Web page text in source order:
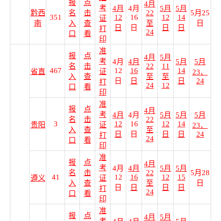
黔西
南
351
报
名
入
口
点
击
查
看
考
证
打
印
4月
12
日
4月
16
日
4月
22
至
24
5月
12
日
5月
14
日
5月25
日
省直 467
报
名
入
口
点
击
查
看
准
考
证
打
印
4月
12
日
4月
16
日
4月
22
至
24
5月
11
至
12
5月
14
日
5月
23、
24
贵阳 3
报
名
入
口
点
击
查
看
准
考
证
打
印
4月
12
日
4月
16
日
4月
22
至
24
5月
12
日
5月
14
日
5月
23、
24
遵义 41
报
名
入
口
点
击
查
看
准
考
证
打
印
4月
12
日
4月
16
日
4月
22
至
24
5月
12
日
5月
15
日
5月28
日
报
点
准
4月
5月